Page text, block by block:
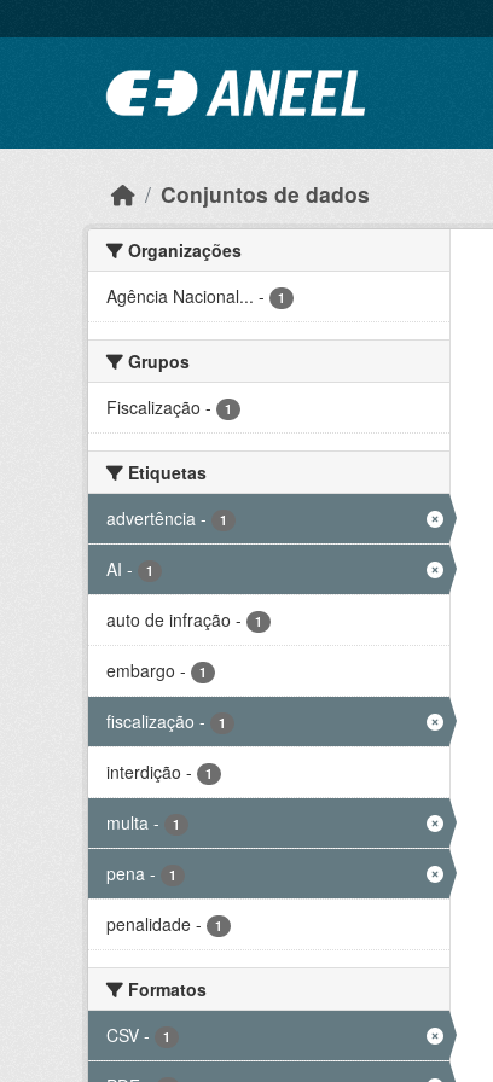
Conjuntos de dados
Organizações
Agência Nacional... - 1
Grupos
Fiscalização - 1
Etiquetas
advertência - 1
AI - 1
auto de infração - 1
embargo - 1
fiscalização - 1
interdição - 1
multa - 1
pena - 1
penalidade - 1
Formatos
CSV - 1